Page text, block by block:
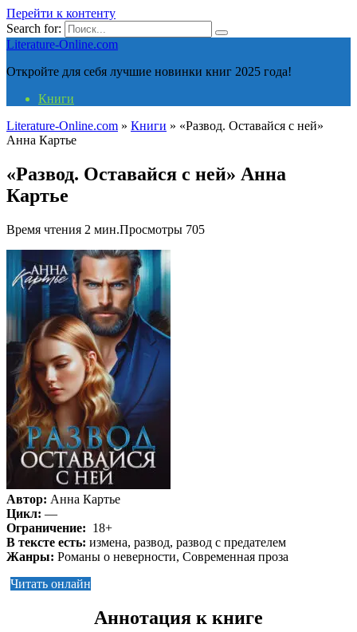
Перейти к контенту
Search for:
Literature-Online.com
Откройте для себя лучшие новинки книг 2025 года!
Книги
Literature-Online.com » Книги » «Развод. Оставайся с ней»
Анна Картье
«Развод. Оставайся с ней» Анна
Картье
Время чтения 2 мин.Просмотры 705
Автор: Анна Картье
Цикл: —
Ограничение: 18+
В тексте есть: измена, развод, развод с предателем
Жанры: Романы о неверности, Современная проза
Читать онлайн
Аннотация к книге